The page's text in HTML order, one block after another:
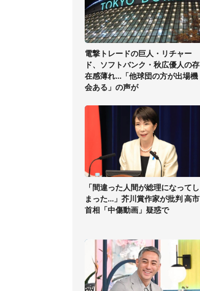
電撃トレードの巨人・リチャー
ド、ソフトバンク・秋広優人の存
在感薄れ...「他球団の方が出場機
会ある」の声が
「間違った人間が総理になってし
まった...」芥川賞作家が批判 高市
首相「中傷動画」疑惑で